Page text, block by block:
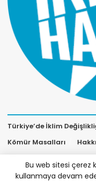
Türkiye’de İklim
Kömür Masalları
Bu web sitesi çerez
kullanmaya devam